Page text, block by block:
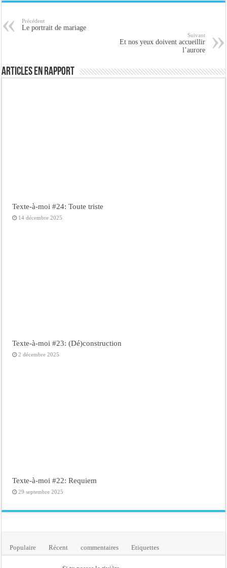
Précédent
Le portrait de mariage
Suivant
Et nos yeux doivent accueillir
l’aurore
Articles en rapport
Texte-à-moi #24: Toute triste
14 décembre 2025
Texte-à-moi #23: (Dé)construction
2 décembre 2025
Texte-à-moi #22: Requiem
29 septembre 2025
Populaire Récent commentaires Etiquettes